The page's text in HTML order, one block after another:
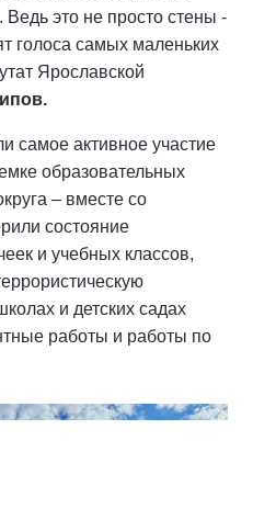
это не просто стены -
голоса самых маленьких
Ярославской
самое активное участие
образовательных
– вместе со
состояние
и учебных классов,
и детских садах
работы и работы по